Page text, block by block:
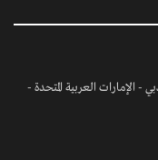
- الإمارات العربية المتحدة -